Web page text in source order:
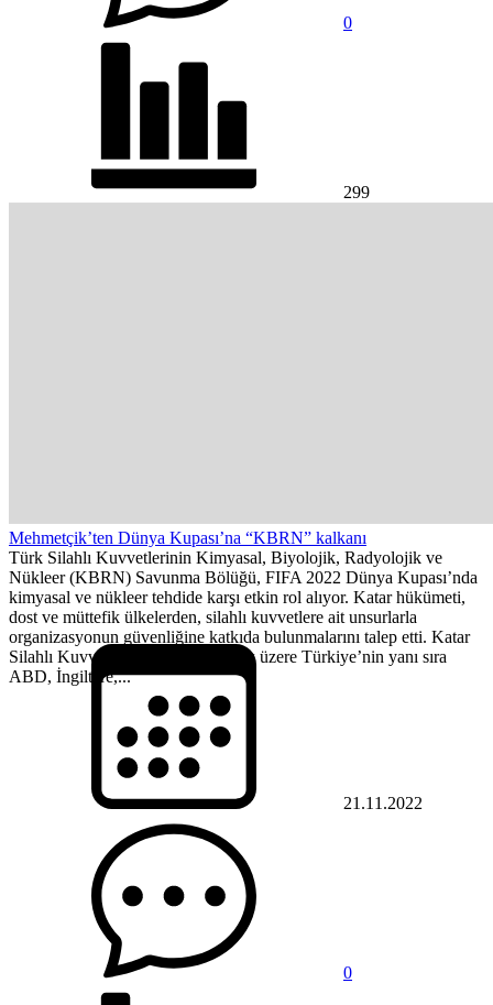
0
299
Mehmetçik’ten Dünya Kupası’na “KBRN” kalkanı
Türk Silahlı Kuvvetlerinin Kimyasal, Biyolojik, Radyolojik ve
Nükleer (KBRN) Savunma Bölüğü, FIFA 2022 Dünya Kupası’nda
kimyasal ve nükleer tehdide karşı etkin rol alıyor. Katar hükümeti,
dost ve müttefik ülkelerden, silahlı kuvvetlere ait unsurlarla
organizasyonun güvenliğine katkıda bulunmalarını talep etti. Katar
Silahlı Kuvvetlerine katkı sağlamak üzere Türkiye’nin yanı sıra
ABD, İngiltere,...
21.11.2022
0